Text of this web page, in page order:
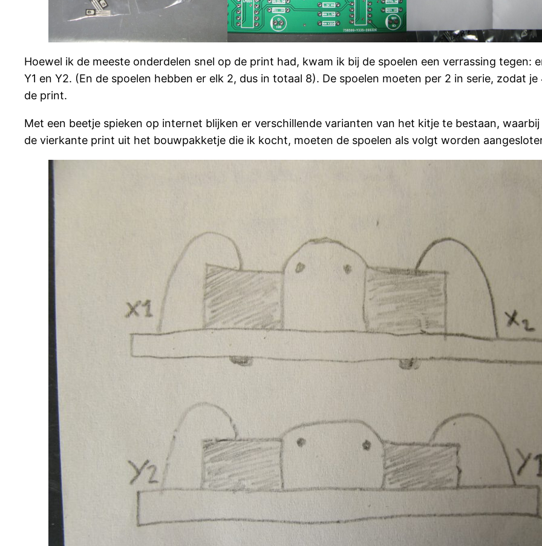
Hoewel ik de meeste onderdelen snel op de print had, kwam ik bij de spoelen een verrassing tegen:
Y1 en Y2. (En de spoelen hebben er elk 2, dus in totaal 8). De spoelen moeten per 2 in serie, zodat
de print.
Met een beetje spieken op internet blijken er verschillende varianten van het kitje te bestaan,
de vierkante print uit het bouwpakketje die ik kocht, moeten de spoelen als volgt worden